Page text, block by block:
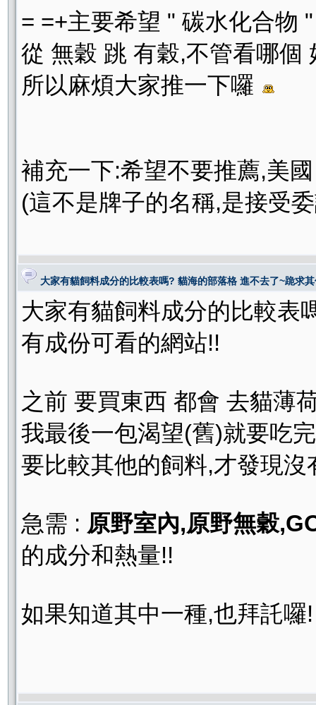
= =+主要希望 " 碳水化合物
從 無穀 跳 有穀,不管看哪個
所以麻煩大家推一下囉
補充一下:希望不要推薦,美
(這不是牌子的名稱,是接受
大家有貓飼料成分的比較表嗎? 貓海的部落格 進不去了~跪求
大家有貓飼料成分的比較表
有成份可看的網站!!
之前 要買東西 都會 去貓薄
我最後一包渴望(舊)就要吃
要比較其他的飼料,才發現
急需 : 原野室內,原野無穀
的成分和熱量!!
如果知道其中一種,也拜託囉!